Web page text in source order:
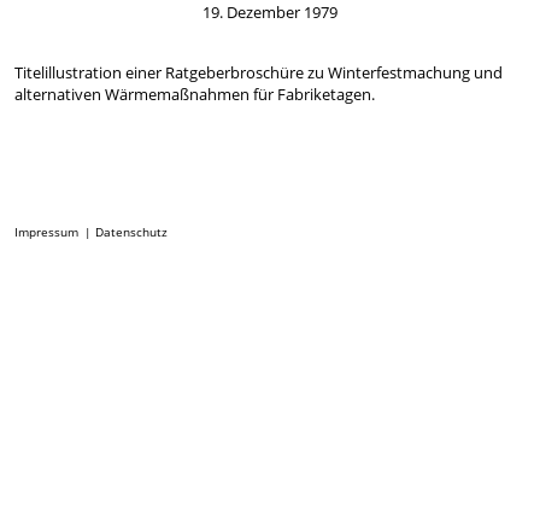
19. Dezember 1979
Titelillustration einer Ratgeberbroschüre zu Winterfestmachung und
alternativen Wärmemaßnahmen für Fabriketagen.
Impressum Datenschutz